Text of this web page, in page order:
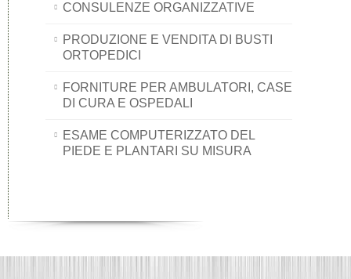
CONSULENZE ORGANIZZATIVE
PRODUZIONE E VENDITA DI BUSTI
ORTOPEDICI
FORNITURE PER AMBULATORI, CASE
DI CURA E OSPEDALI
ESAME COMPUTERIZZATO DEL
PIEDE E PLANTARI SU MISURA